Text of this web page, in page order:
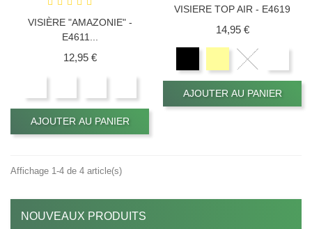
NOUVEAUX PRODUITS
VISIÈRE "AMAZONIE" -
E4611...
12,95 €Prix
AJOUTER AU PANIER
VISIERE TOP AIR - E4619
14,95 €Prix
AJOUTER AU PANIER
Affichage 1-4 de 4 article(s)